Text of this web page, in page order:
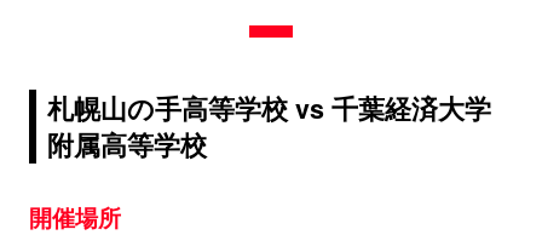
札幌山の手高等学校 vs 千葉経済大学
附属高等学校
開催場所